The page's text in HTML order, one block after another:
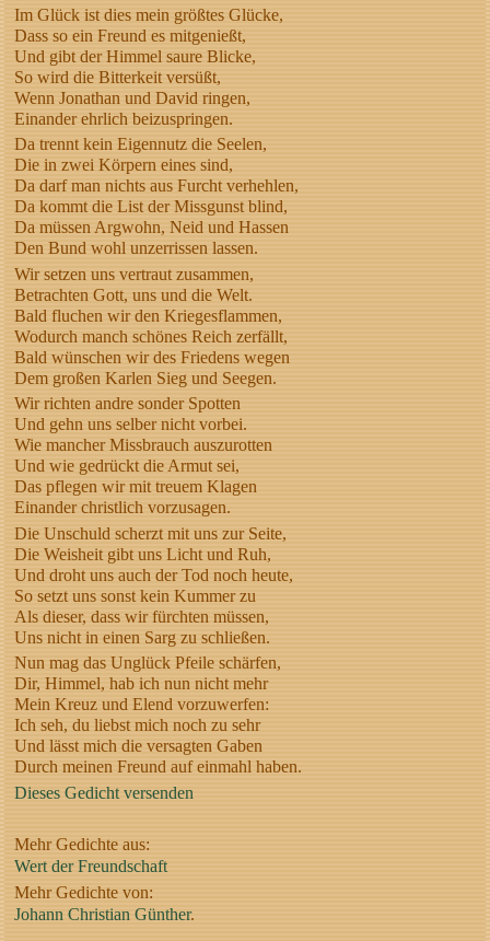
Im Glück ist dies mein größtes Glücke,
Dass so ein Freund es mitgenießt,
Und gibt der Himmel saure Blicke,
So wird die Bitterkeit versüßt,
Wenn Jonathan und David ringen,
Einander ehrlich beizuspringen.
Da trennt kein Eigennutz die Seelen,
Die in zwei Körpern eines sind,
Da darf man nichts aus Furcht verhehlen,
Da kommt die List der Missgunst blind,
Da müssen Argwohn, Neid und Hassen
Den Bund wohl unzerrissen lassen.
Wir setzen uns vertraut zusammen,
Betrachten Gott, uns und die Welt.
Bald fluchen wir den Kriegesflammen,
Wodurch manch schönes Reich zerfällt,
Bald wünschen wir des Friedens wegen
Dem großen Karlen Sieg und Seegen.
Wir richten andre sonder Spotten
Und gehn uns selber nicht vorbei.
Wie mancher Missbrauch auszurotten
Und wie gedrückt die Armut sei,
Das pflegen wir mit treuem Klagen
Einander christlich vorzusagen.
Die Unschuld scherzt mit uns zur Seite,
Die Weisheit gibt uns Licht und Ruh,
Und droht uns auch der Tod noch heute,
So setzt uns sonst kein Kummer zu
Als dieser, dass wir fürchten müssen,
Uns nicht in einen Sarg zu schließen.
Nun mag das Unglück Pfeile schärfen,
Dir, Himmel, hab ich nun nicht mehr
Mein Kreuz und Elend vorzuwerfen:
Ich seh, du liebst mich noch zu sehr
Und lässt mich die versagten Gaben
Durch meinen Freund auf einmahl haben.
Dieses Gedicht versenden
Mehr Gedichte aus:
Wert der Freundschaft
Mehr Gedichte von:
Johann Christian Günther.